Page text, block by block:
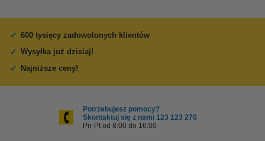
600 tysięcy zadowolonych klientów
Wysyłka już dzisiaj!
Najniższe ceny!
Potrzebujesz pomocy?
Skontaktuj się z nami 123 123 270
Pn-Pt od 8:00 do 16:00